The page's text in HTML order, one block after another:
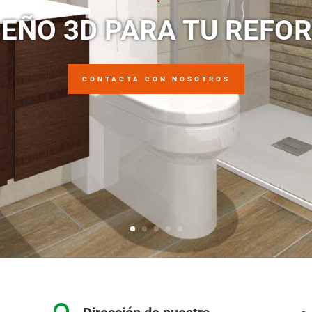
3D PARA TU
CONTACTA CON NOSOTROS